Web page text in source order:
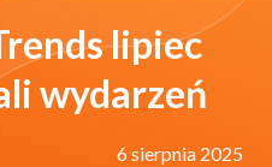
lipiec
wydarzeń
6 sierpnia 2025